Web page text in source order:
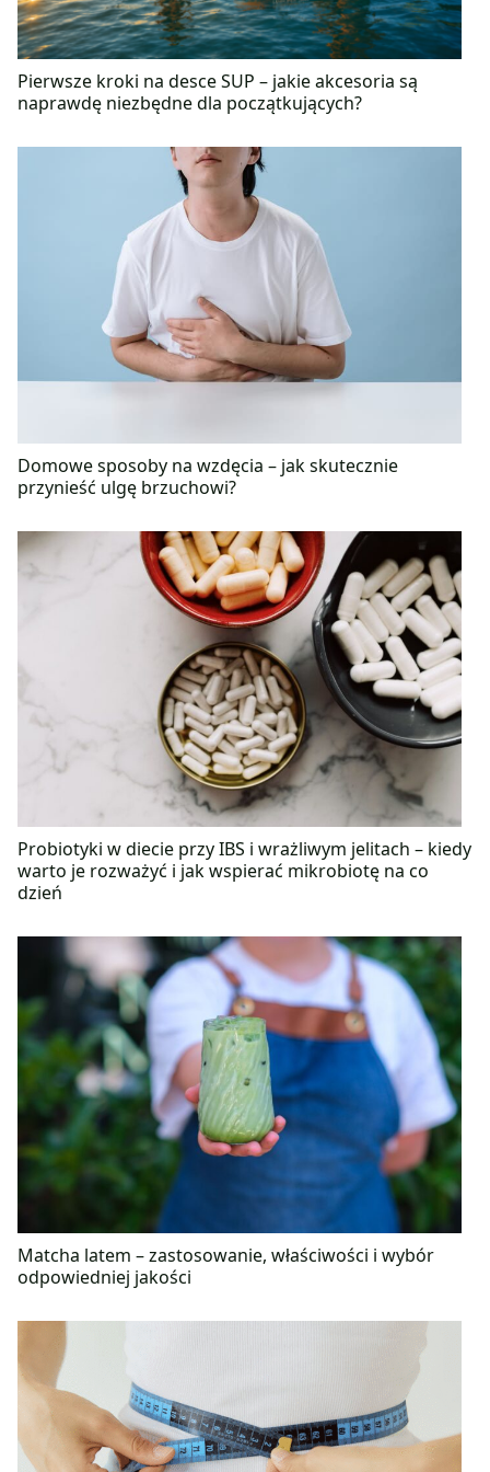
Pierwsze kroki na desce SUP – jakie akcesoria są
naprawdę niezbędne dla początkujących?
Domowe sposoby na wzdęcia – jak skutecznie
przynieść ulgę brzuchowi?
Probiotyki w diecie przy IBS i wrażliwym jelitach – kiedy
warto je rozważyć i jak wspierać mikrobiotę na co
dzień
Matcha latem – zastosowanie, właściwości i wybór
odpowiedniej jakości